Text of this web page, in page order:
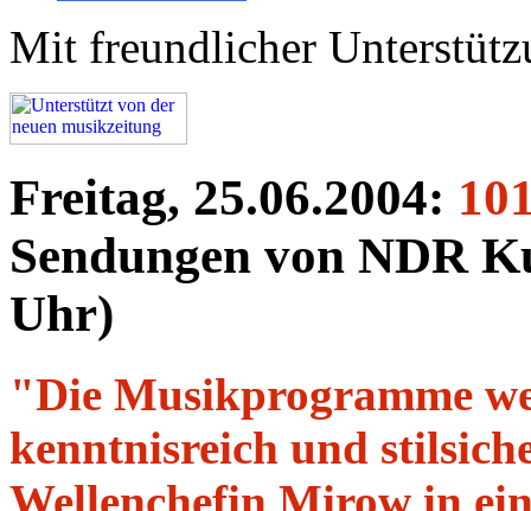
Mit freundlicher
Freitag, 25.06.2004:
Sendungen von NDR
Uhr)
"Die Musikprogramme
kenntnisreich und
Wellenchefin Mirow in